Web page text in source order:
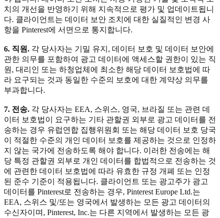
치의 개선을 반영하기 위해 지속적으로 평가 및 업데이트됩니
다. 클라이언트는 데이터 보안 조치에 대한 실질적인 변경 사
항을 Pinterest에 서면으로 통지합니다.
6. 직원. 각 당사자는 기밀 유지, 데이터 보호 및 데이터 보안에
관한 의무를 포함하여 광고 데이터에 액세스할 권한이 있는 직
원, 대리인 또는 하청업체에 최소한 해당 데이터 보호법에 따
라 요구되는 것과 동일한 수준의 보호에 대한 계약상 의무를
부과합니다.
7. 전송. 각 당사자는 EEA, 스위스, 영국, 브라질 또는 관련 데
이터 보호법이 요구하는 기타 관할권 외부로 광고 데이터를 전
송하는 경우 유럽연합 집행위원회 또는 해당 데이터 보호 당국
이 적절한 수준의 개인 데이터 보호를 제공하는 것으로 인정하
지 않는 국가에 전송하도록 해야 합니다. 이러한 전송에는 해
당 특정 관할권 외부로 개인 데이터를 합법적으로 전송하는 것
에 관련한 데이터 보호법에 따라 유효한 규정 개폐 또는 인정
된 준수 기준이 적용됩니다. 클라이언트 또는 광고주가 광고
데이터를 Pinterest로 전송하는 경우, Pinterest Europe Ltd.는
EEA, 스위스 및/또는 영국에서 발생하는 모든 광고 데이터의
수신자이며, Pinterest, Inc.는 다른 지역에서 발생하는 모든 광